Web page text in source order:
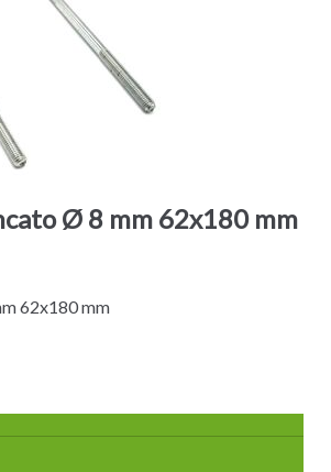
Ø 8 mm 62x180 mm
62x180 mm